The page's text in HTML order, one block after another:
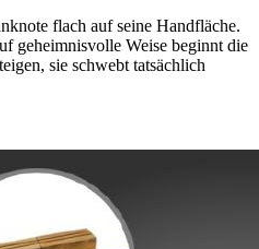
flach auf seine Handfläche.
geheimnisvolle Weise beginnt die
sie schwebt tatsächlich